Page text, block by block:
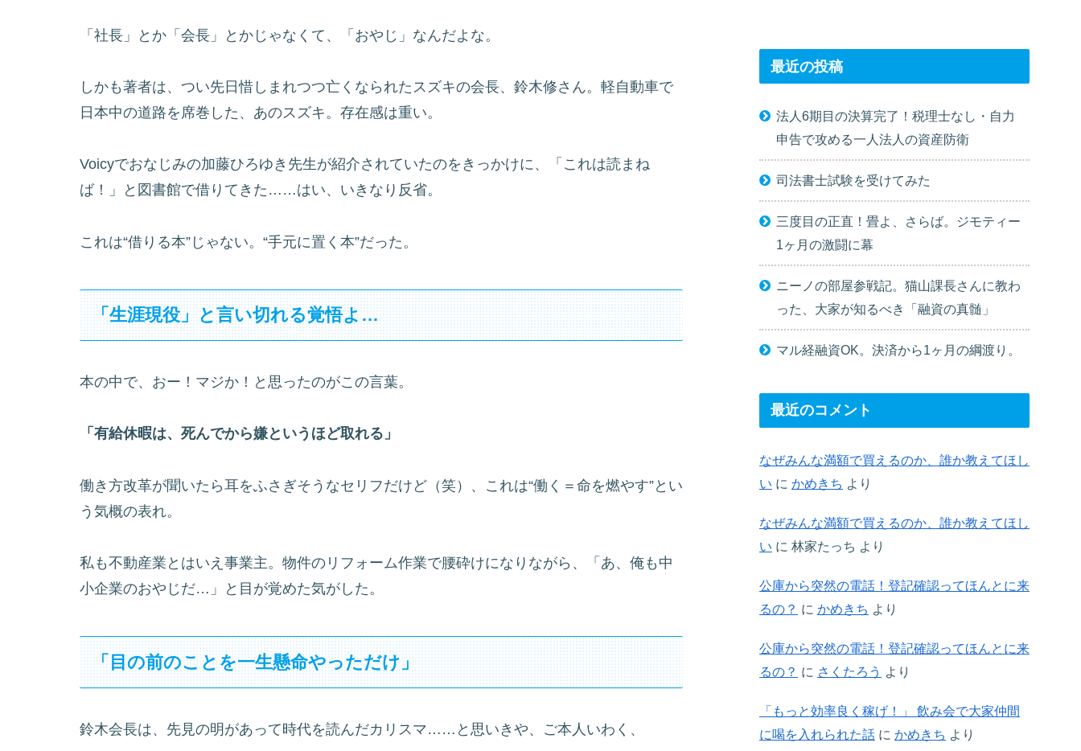
「社長」とか「会長」とかじゃなくて、「おやじ」なんだよな。
しかも著者は、つい先日惜しまれつつ亡くなられたスズキの会長、鈴木修さん。軽自動車で
日本中の道路を席巻した、あのスズキ。存在感は重い。
Voicyでおなじみの加藤ひろゆき先生が紹介されていたのをきっかけに、「これは読まね
ば！」と図書館で借りてきた……はい、いきなり反省。
これは“借りる本”じゃない。“手元に置く本”だった。
「生涯現役」と言い切れる覚悟よ…
本の中で、おー！マジか！と思ったのがこの言葉。
「有給休暇は、死んでから嫌というほど取れる」
働き方改革が聞いたら耳をふさぎそうなセリフだけど（笑）、これは“働く＝命を燃やす”とい
う気概の表れ。
私も不動産業とはいえ事業主。物件のリフォーム作業で腰砕けになりながら、「あ、俺も中
小企業のおやじだ…」と目が覚めた気がした。
「目の前のことを一生懸命やっただけ」
鈴木会長は、先見の明があって時代を読んだカリスマ……と思いきや、ご本人いわく、
最近の投稿
法人6期目の決算完了！税理士なし・自力
申告で攻める一人法人の資産防衛
司法書士試験を受けてみた
三度目の正直！畳よ、さらば。ジモティー
1ヶ月の激闘に幕
ニーノの部屋参戦記。猫山課長さんに教わ
った、大家が知るべき「融資の真髄」
マル経融資OK。決済から1ヶ月の綱渡り。
最近のコメント
なぜみんな満額で買えるのか、誰か教えてほし
い に かめきち より
なぜみんな満額で買えるのか、誰か教えてほし
い に 林家たっち より
公庫から突然の電話！登記確認ってほんとに来
るの？ に かめきち より
公庫から突然の電話！登記確認ってほんとに来
るの？ に さくたろう より
「もっと効率良く稼げ！」 飲み会で大家仲間
に喝を入れられた話 に かめきち より